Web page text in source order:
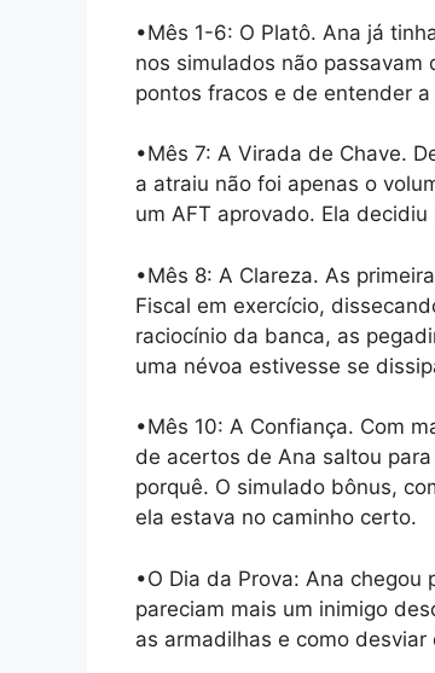
•Mês 1-6: O Platô. Ana já
nos simulados não
pontos fracos e de entender
•Mês 7: A Virada de Chave.
a atraiu não foi apenas o
um AFT aprovado. Ela decidiu
•Mês 8: A Clareza. As
Fiscal em exercício,
raciocínio da banca, as
uma névoa estivesse se
•Mês 10: A Confiança. Com
de acertos de Ana saltou
porquê. O simulado bônus,
ela estava no caminho certo.
•O Dia da Prova: Ana
pareciam mais um inimigo
as armadilhas e como desviar